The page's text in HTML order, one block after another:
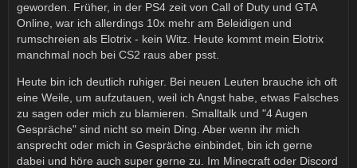
geworden. Früher, in der PS4 zeit von Call of Duty und GTA
Online, war ich allerdings 10x mehr am Beleidigen und
rumschreien als Elotrix - kein Witz. Heute kommt mein Elotrix
manchmal noch bei CS2 raus aber psst.
Heute bin ich deutlich ruhiger. Bei neuen Leuten brauche ich oft
eine Weile, um aufzutauen, weil ich Angst habe, etwas Falsches
zu sagen oder mich zu blamieren. Smalltalk und "4 Augen
Gespräche" sind nicht so mein Ding. Aber wenn ihr mich
ansprecht oder mich in Gespräche einbindet, bin ich gerne
dabei und höre auch super gerne zu. Im Minecraft oder Discord